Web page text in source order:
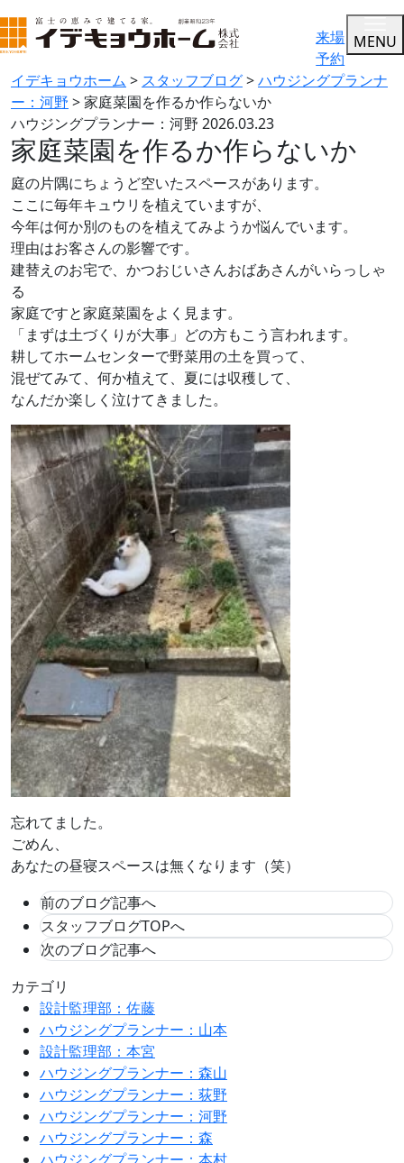
来場
予約
MENU
イデキョウホーム > スタッフブログ>ハウジングプランナ
ー：河野 >家庭菜園を作るか作らないか
ハウジングプランナー：河野 2026.03.23
家庭菜園を作るか作らないか
庭の片隅にちょうど空いたスペースがあります。
ここに毎年キュウリを植えていますが、
今年は何か別のものを植えてみようか悩んでいます。
理由はお客さんの影響です。
建替えのお宅で、かつおじいさんおばあさんがいらっしゃ
る
家庭ですと家庭菜園をよく見ます。
「まずは土づくりが大事」どの方もこう言われます。
耕してホームセンターで野菜用の土を買って、
混ぜてみて、何か植えて、夏には収穫して、
なんだか楽しく泣けてきました。
忘れてました。
ごめん、
あなたの昼寝スペースは無くなります（笑）
前のブログ記事へ
スタッフブログTOPへ
次のブログ記事へ
カテゴリ
設計監理部：佐藤
ハウジングプランナー：山本
設計監理部：本宮
ハウジングプランナー：森山
ハウジングプランナー：荻野
ハウジングプランナー：河野
ハウジングプランナー：森